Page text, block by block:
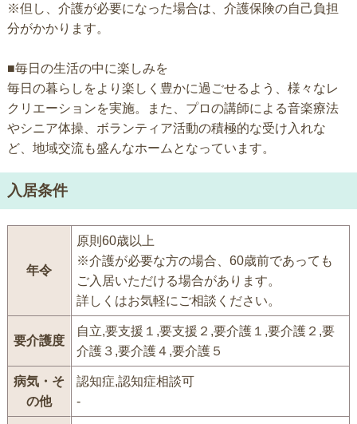
※但し、介護が必要になった場合は、介護保険の自己負担
分がかかります。
■毎日の生活の中に楽しみを
毎日の暮らしをより楽しく豊かに過ごせるよう、様々なレ
クリエーションを実施。また、プロの講師による音楽療法
やシニア体操、ボランティア活動の積極的な受け入れな
ど、地域交流も盛んなホームとなっています。
入居条件
年令
原則60歳以上
※介護が必要な方の場合、60歳前であっても
ご入居いただける場合があります。
詳しくはお気軽にご相談ください。
要介護度
自立,要支援１,要支援２,要介護１,要介護２,要
介護３,要介護４,要介護５
病気・そ
の他
認知症,認知症相談可
-